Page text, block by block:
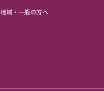
地域・一般の方へ